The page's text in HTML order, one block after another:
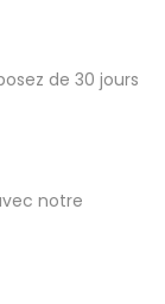
de 30 jours
notre